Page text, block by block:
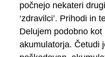
počnejo nekateri
‘zdravilci’. Prihodi in
Delujem podobno
akumulatorja. Četudi